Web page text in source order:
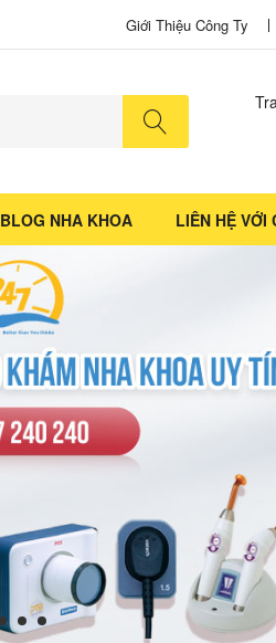
Giới Thiệu Công Ty
BLOG NHA KHOA LIÊN HỆ VỚI